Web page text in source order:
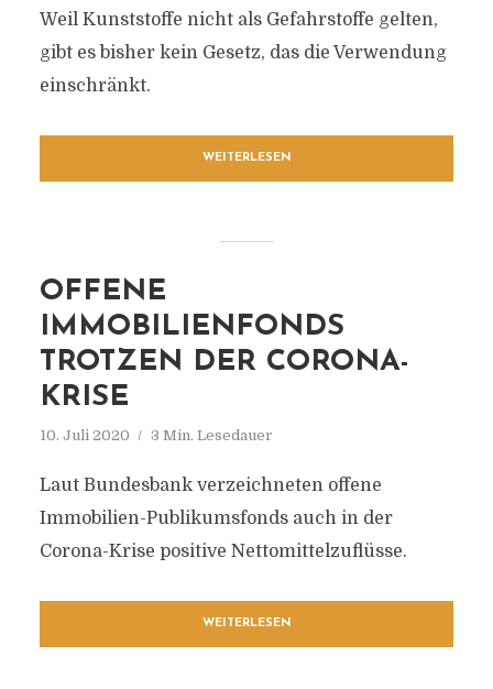
Weil Kunststoffe nicht als Gefahrstoffe gelten,
gibt es bisher kein Gesetz, das die Verwendung
einschränkt.
WEITERLESEN
OFFENE
IMMOBILIENFONDS
TROTZEN DER CORONA-
KRISE
10. Juli 2020 3 Min. Lesedauer
Laut Bundesbank verzeichneten offene
Immobilien-Publikumsfonds auch in der
Corona-Krise positive Nettomittelzuflüsse.
WEITERLESEN